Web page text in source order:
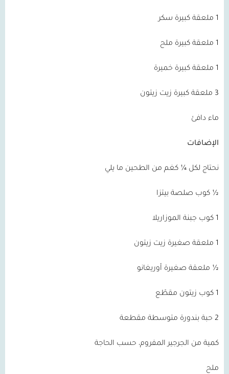
1 ملعقة كبيرة سكر
1 ملعقة كبيرة ملح
1 ملعقة كبيرة خميرة
3 ملعقة كبيرة زيت زيتون
ماء دافئ
الإضافات
نحتاج لكل ¼ كغم من الطحين ما يلي
½ كوب صلصة بيتزا
1 كوب جبنة الموزاريلا
1 ملعقة صغيرة زيت زيتون
½ ملعقة صغيرة أوريغانو
1 كوب زيتون مقطّع
2 حبة بندورة متوسطة مقطعة
كمية من الجرجير المفروم، حسب الحاجة
ملح